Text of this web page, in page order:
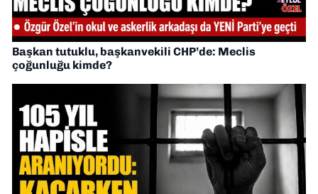
Başkan tutuklu, başkanvekili CHP’de: Meclis
çoğunluğu kimde?